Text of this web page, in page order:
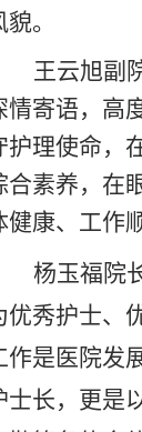
貌。
王云旭副
情寄语，高
护理使命，
合素养，在
健康、工作
杨玉福院
优秀护士、
作是医院发
士长，更是